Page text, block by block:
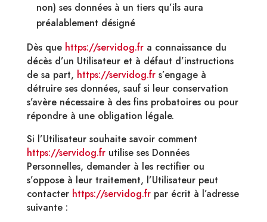
non) ses données à un tiers qu’ils aura
préalablement désigné
Dès que https://servidog.fra connaissance du
décès d’un Utilisateur et à défaut d’instructions
de sa part, https://servidog.frs’engage à
détruire ses données, sauf si leur conservation
s’avère nécessaire à des fins probatoires ou pour
répondre à une obligation légale.
Si l’Utilisateur souhaite savoir comment
https://servidog.frutilise ses Données
Personnelles, demander à les rectifier ou
s’oppose à leur traitement, l’Utilisateur peut
contacter https://servidog.frpar écrit à l’adresse
suivante :